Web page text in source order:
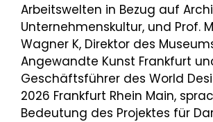
Arbeitswelten in Bezug auf
Unternehmenskultur, und Prof.
Wagner K, Direktor des
Angewandte Kunst Frankfurt
Geschäftsführer des World
2026 Frankfurt Rhein Main,
Bedeutung des Projektes für